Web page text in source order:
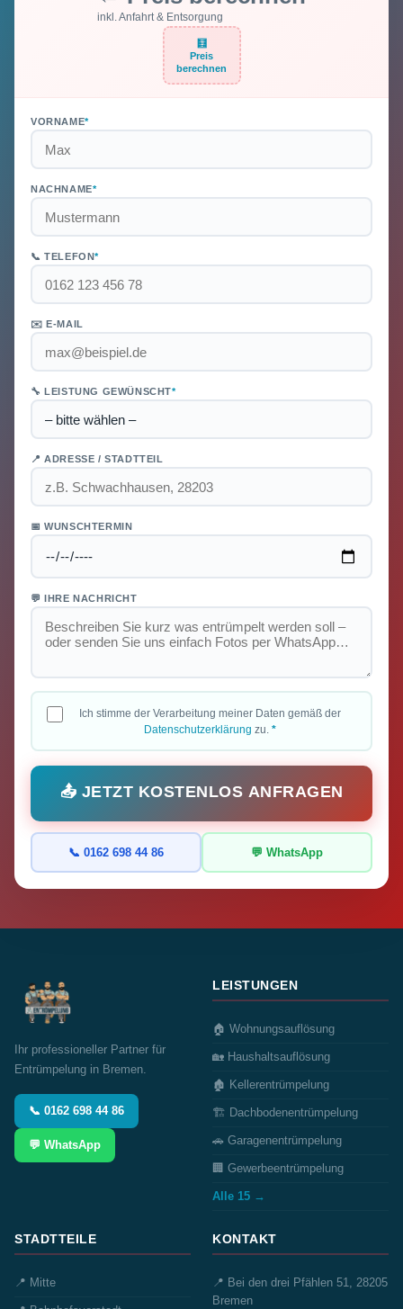
inkl. Anfahrt & Entsorgung
🧮
Preis
berechnen
VORNAME*
NACHNAME*
📞 TELEFON*
✉️ E-MAIL
🔧 LEISTUNG GEWÜNSCHT*
📍 ADRESSE / STADTTEIL
📅 WUNSCHTERMIN
💬 IHRE NACHRICHT
Ich stimme der Verarbeitung meiner Daten gemäß der
Datenschutzerklärung zu. *
📤 JETZT KOSTENLOS ANFRAGEN
📞 0162 698 44 86 💬 WhatsApp
Ihr professioneller Partner für
Entrümpelung in Bremen.
📞 0162 698 44 86
💬 WhatsApp
LEISTUNGEN
🏠 Wohnungsauflösung
🏡 Haushaltsauflösung
🏚️ Kellerentrümpelung
🏗️ Dachbodenentrümpelung
🚗 Garagenentrümpelung
🏢 Gewerbeentrümpelung
Alle 15 →
STADTTEILE
📍 Mitte
KONTAKT
📍 Bei den drei Pfählen 51, 28205
Bremen